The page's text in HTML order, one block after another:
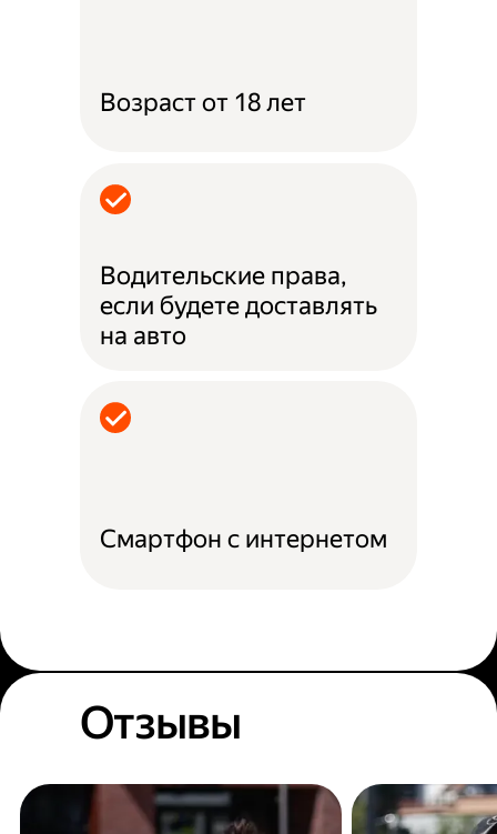
Возраст от 18 лет
Водительские права,
если будете доставлять
на авто
Смартфон с интернетом
Отзывы